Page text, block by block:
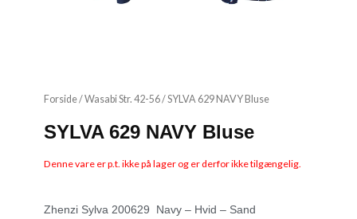
Forside/Wasabi Str. 42-56/ SYLVA 629 NAVY Bluse
SYLVA 629 NAVY Bluse
Denne vare er p.t. ikke på lager og er derfor ikke tilgængelig.
Zhenzi Sylva 200629 Navy – Hvid – Sand